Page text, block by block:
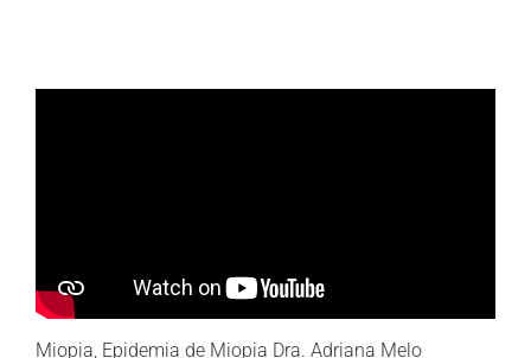
Miopia, Epidemia de Miopia Dra. Adriana Melo